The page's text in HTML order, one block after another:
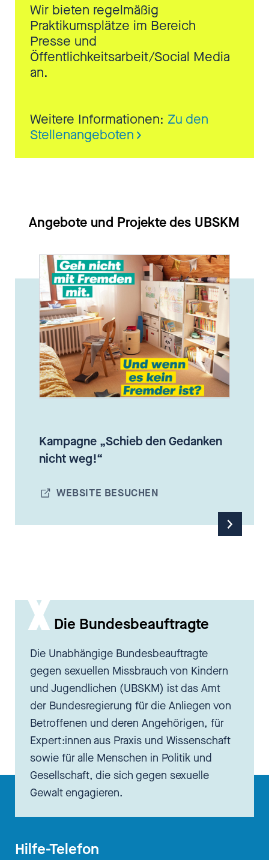
Wir bieten regelmäßig
Praktikumsplätze im Bereich
Presse und
Öffentlichkeitsarbeit/Social Media
an.
Weitere Informationen: Zu den
Stellenangeboten
Angebote und Projekte des UBSKM
Kampagne „Schieb den Gedanken
nicht weg!“
WEBSITE BESUCHEN
Die Bundesbeauftragte
Die Unabhängige Bundesbeauftragte
gegen sexuellen Missbrauch von Kindern
und Jugendlichen (UBSKM) ist das Amt
der Bundesregierung für die Anliegen von
Betroffenen und deren Angehörigen, für
Expert:innen aus Praxis und Wissenschaft
sowie für alle Menschen in Politik und
Gesellschaft, die sich gegen sexuelle
Gewalt engagieren.
Hilfe-Telefon